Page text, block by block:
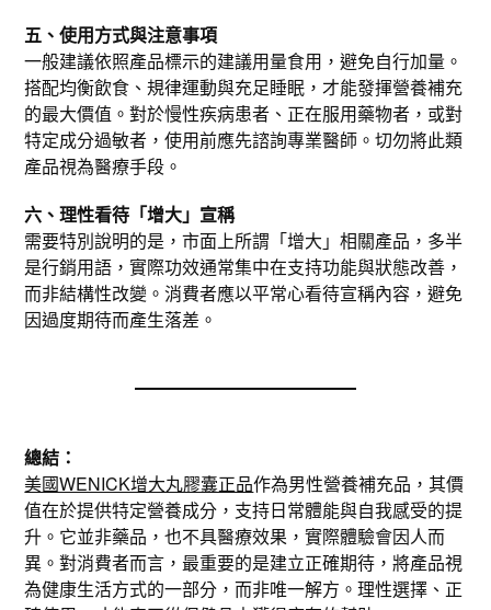
五、使用方式與注意事項
一般建議依照產品標示的建議用量食用，避免自行加量。
搭配均衡飲食、規律運動與充足睡眠，才能發揮營養補充
的最大價值。對於慢性疾病患者、正在服用藥物者，或對
特定成分過敏者，使用前應先諮詢專業醫師。切勿將此類
產品視為醫療手段。
六、理性看待「增大」宣稱
需要特別說明的是，市面上所謂「增大」相關產品，多半
是行銷用語，實際功效通常集中在支持功能與狀態改善，
而非結構性改變。消費者應以平常心看待宣稱內容，避免
因過度期待而產生落差。
總結：
美國WENICK增大丸膠囊正品作為男性營養補充品，其價
值在於提供特定營養成分，支持日常體能與自我感受的提
升。它並非藥品，也不具醫療效果，實際體驗會因人而
異。對消費者而言，最重要的是建立正確期待，將產品視
為健康生活方式的一部分，而非唯一解方。理性選擇、正